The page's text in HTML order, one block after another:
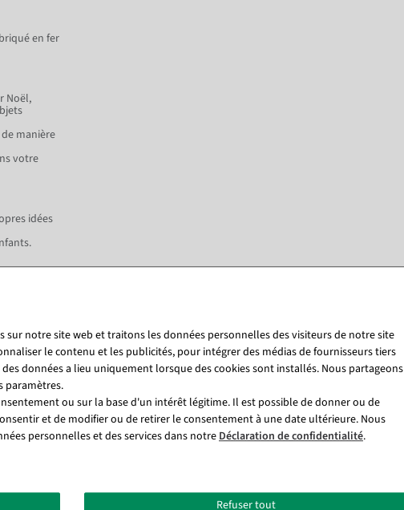
en fer
Noël,
manière
votre
idées
aussi aimer (8)
%
sur notre site web et traitons les données personnelles des visiteurs de notre site
le contenu et les publicités, pour intégrer des médias de fournisseurs tiers
données a lieu uniquement lorsque des cookies sont installés. Nous partageons
paramètres.
ou sur la base d'un intérêt légitime. Il est possible de donner ou de
et de modifier ou de retirer le consentement à une date ultérieure. Nous
personnelles et des services dans notre Déclaration de confidentialité.
Refuser tout